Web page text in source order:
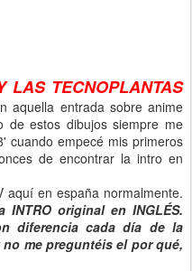
LAS TECNOPLANTAS
aquella entrada sobre anime
de estos dibujos siempre me
cuando empecé mis primeros
de encontrar la intro en
en españa normalmente.
original en INGLÉS.
diferencia cada día de la
me preguntéis el por qué,